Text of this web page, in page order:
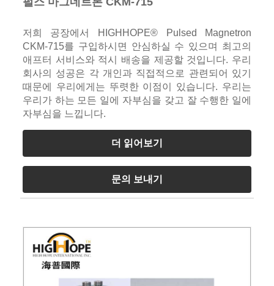
저희 공장에서 HIGHHOPE® Pulsed Magnetron
CKM-715를 구입하시면 안심하실 수 있으며 최고의
애프터 서비스와 적시 배송을 제공할 것입니다. 우리
회사의 성공은 각 개인과 직접적으로 관련되어 있기
때문에 우리에게는 뚜렷한 이점이 있습니다. 우리는
우리가 하는 모든 일에 자부심을 갖고 잘 수행한 일에
자부심을 느낍니다.
더 읽어보기
문의 보내기